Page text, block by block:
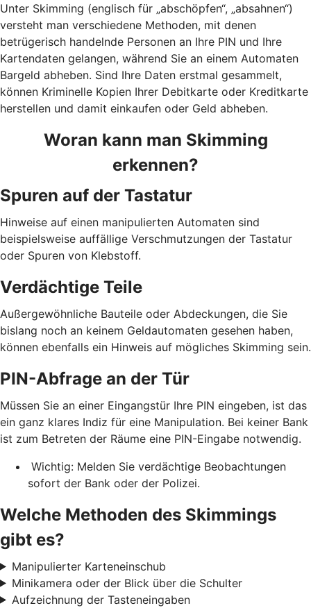
Unter Skimming (englisch für „abschöpfen“, „absahnen“)
versteht man verschiedene Methoden, mit denen
betrügerisch handelnde Personen an Ihre PIN und Ihre
Kartendaten gelangen, während Sie an einem Automaten
Bargeld abheben. Sind Ihre Daten erstmal gesammelt,
können Kriminelle Kopien Ihrer Debitkarte oder Kreditkarte
herstellen und damit einkaufen oder Geld abheben.
Woran kann man Skimming
erkennen?
Spuren auf der Tastatur
Hinweise auf einen manipulierten Automaten sind
beispielsweise auffällige Verschmutzungen der Tastatur
oder Spuren von Klebstoff.
Verdächtige Teile
Außergewöhnliche Bauteile oder Abdeckungen, die Sie
bislang noch an keinem Geldautomaten gesehen haben,
können ebenfalls ein Hinweis auf mögliches Skimming sein.
PIN-Abfrage an der Tür
Müssen Sie an einer Eingangstür Ihre PIN eingeben, ist das
ein ganz klares Indiz für eine Manipulation. Bei keiner Bank
ist zum Betreten der Räume eine PIN-Eingabe notwendig.
Wichtig: Melden Sie verdächtige Beobachtungen
sofort der Bank oder der Polizei.
Welche Methoden des Skimmings
gibt es?
Manipulierter Karteneinschub
Minikamera oder der Blick über die Schulter
Aufzeichnung der Tasteneingaben